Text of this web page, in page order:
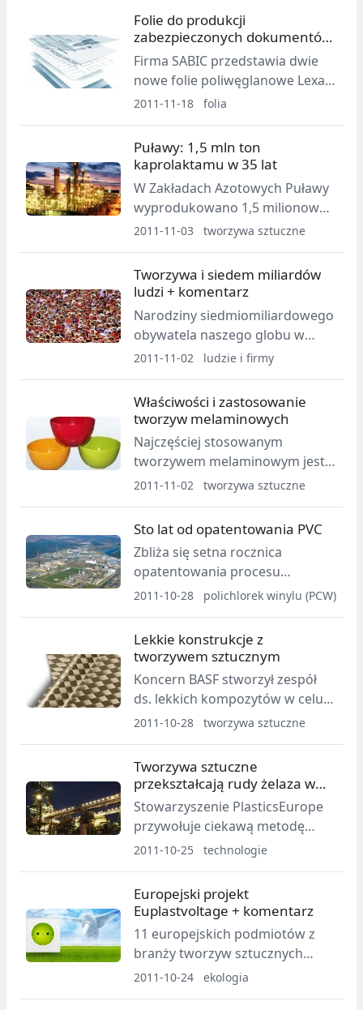
wykorzystano nowoczesne
rozwiązania z dziedziny tworzyw
sztucznych.
Folie do produkcji
zabezpieczonych dokumentów
identyfikacyjnych
Firma SABIC przedstawia dwie
nowe folie poliwęglanowe Lexan,
przeznaczone do produkcji
identyfikacyjnych, które chronią
przed fałszerstwami,
uszkodzeniami oraz pozwalają
wydłużyć funkcjonalność
dokumentów.
2011-11-18 folia
Puławy: 1,5 mln ton
kaprolaktamu w 35 lat
W Zakładach Azotowych Puławy
wyprodukowano 1,5 milionową
tonę kaprolaktamu. Wynik ten
Zakładu Kaprolaktamu. Pierwszy
produkt uzyskano w listopadzie
2011-11-03 tworzywa sztuczne
Tworzywa i siedem miliardów
ludzi + komentarz
Narodziny siedmiomiliardowego
obywatela naszego globu w
ostatnim dniu października to
tworzyw sztucznych. Jest nas
bowiem dużo i trzeba
udoskonalać gospodarkę
zasobami, w czym pomocne są
tworzywa. Tak przynajmniej
twierdzi Brytyjska Federacja
Tworzyw Sztucznych (BPF).
2011-11-02 ludzie i firmy
Właściwości i zastosowanie
tworzyw melaminowych
Najczęściej stosowanym
tworzywem melaminowym jest
tłoczywo z wypełniaczem w
2011-11-02 tworzywa sztuczne
Sto lat od opatentowania PVC
Zbliża się setna rocznica
opatentowania procesu
powstawania polichlorku winylu,
2011-10-28 polichlorek winylu (PCW)
Lekkie konstrukcje z
tworzywem sztucznym
Koncern BASF stworzył zespół
ds. lekkich kompozytów w celu
rozwoju szybkiej i efektywnej
2011-10-28 tworzywa sztuczne
Tworzywa sztuczne
przekształcają rudy żelaza w
stal
Stowarzyszenie PlasticsEurope
przywołuje ciekawą metodę
recyklingu surowcowego
przekształcaniu rudy żelaza w
stal przy pomocy tworzyw
sztucznych.
2011-10-25 technologie
Europejski projekt
Euplastvoltage + komentarz
11 europejskich podmiotów z
branży tworzyw sztucznych
zawiązało konsorcjum, którego
2011-10-24 ekologia